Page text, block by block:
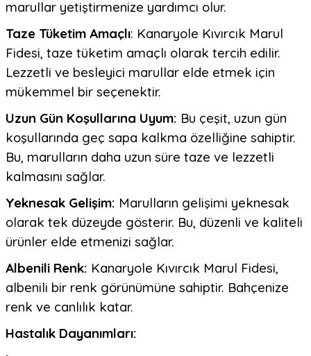
marullar yetiştirmenize yardımcı olur.
Taze Tüketim Amaçlı: Kanaryole Kıvırcık Marul
Fidesi, taze tüketim amaçlı olarak tercih edilir.
Lezzetli ve besleyici marullar elde etmek için
mükemmel bir seçenektir.
Uzun Gün Koşullarına Uyum: Bu çeşit, uzun gün
koşullarında geç sapa kalkma özelliğine sahiptir.
Bu, marulların daha uzun süre taze ve lezzetli
kalmasını sağlar.
Yeknesak Gelişim: Marulların gelişimi yeknesak
olarak tek düzeyde gösterir. Bu, düzenli ve kaliteli
ürünler elde etmenizi sağlar.
Albenili Renk: Kanaryole Kıvırcık Marul Fidesi,
albenili bir renk görünümüne sahiptir. Bahçenize
renk ve canlılık katar.
Hastalık Dayanımları: